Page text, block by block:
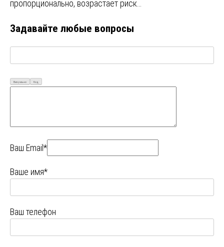
пропорционально, возрастает риск…
Задавайте любые вопросы
Визуально Код
Ваш Email*
Ваше имя*
Ваш телефон